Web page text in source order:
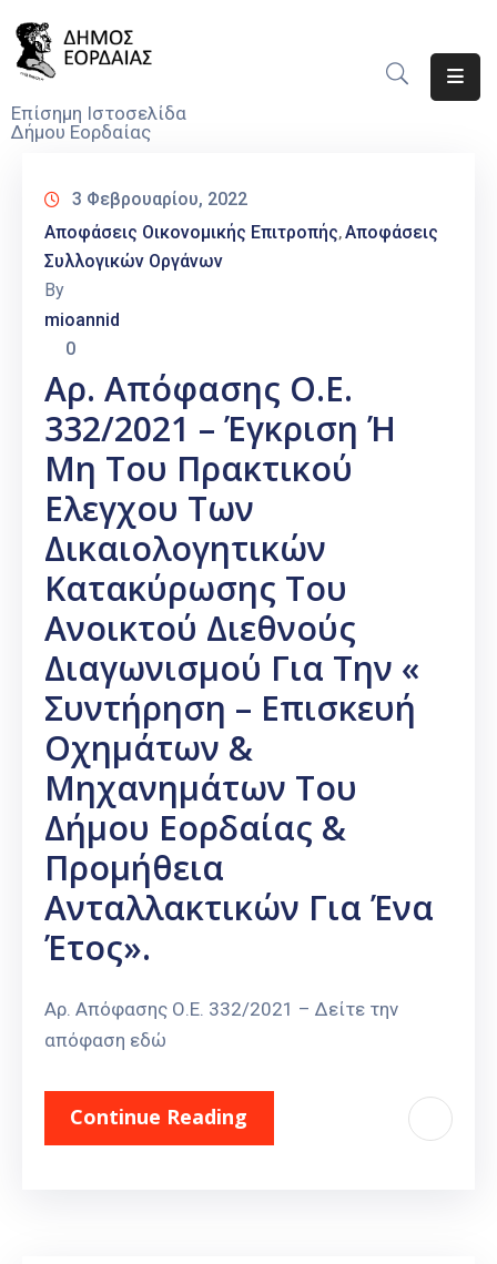
Επίσημη Ιστοσελίδα
Δήμου Εορδαίας
Νέα
Υπηρεσίες
Του
Δήμου
Προσκλήσεις
Αποφάσεις
Τηλέφωνα
Καιρός
3 Φεβρουαρίου, 2022
Αποφάσεις Οικονομικής Επιτροπής‚Αποφάσεις
Συλλογικών Οργάνων
By
mioannid
0
Αρ. Απόφασης Ο.Ε.
332/2021 – Έγκριση Ή
Μη Του Πρακτικού
Ελεγχου Των
Δικαιολογητικών
Κατακύρωσης Του
Ανοικτού Διεθνούς
Διαγωνισμού Για Την «
Συντήρηση – Επισκευή
Οχημάτων &
Μηχανημάτων Του
Δήμου Εορδαίας &
Προμήθεια
Ανταλλακτικών Για Ένα
Έτος».
Αρ. Απόφασης Ο.Ε. 332/2021 – Δείτε την
απόφαση εδώ
Continue Reading